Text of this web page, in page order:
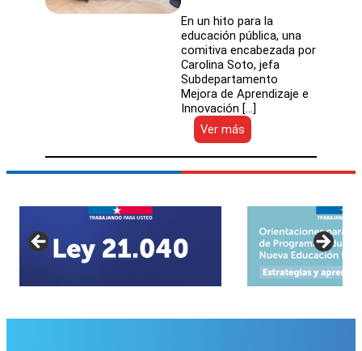
En un hito para la
educación pública, una
comitiva encabezada por
Carolina Soto, jefa
Subdepartamento
Mejora de Aprendizaje e
Innovación […]
Ver más
Representantes
de
la
Finlandia
para
conocer
exitoso
educativo